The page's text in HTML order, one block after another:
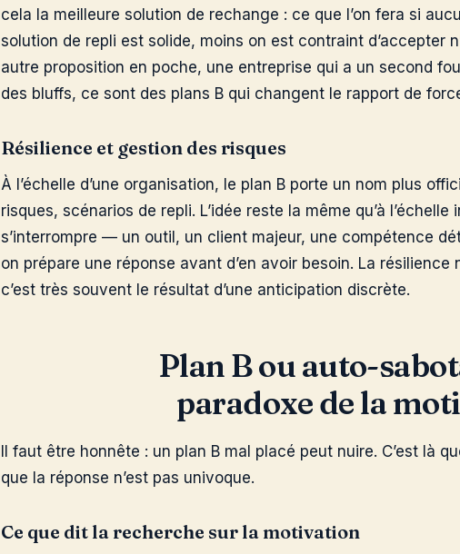
cela la meilleure solution de rechange : ce que l’on fera si
solution de repli est solide, moins on est contraint d’accepter
autre proposition en poche, une entreprise qui a un second
des bluffs, ce sont des plans B qui changent le rapport de
Résilience et gestion des risques
À l’échelle d’une organisation, le plan B porte un nom plus
risques, scénarios de repli. L’idée reste la même qu’à
s’interrompre — un outil, un client majeur, une compétence
on prépare une réponse avant d’en avoir besoin. La résilience
c’est très souvent le résultat d’une anticipation discrète.
Plan B ou auto-
paradoxe de la
Il faut être honnête : un plan B mal placé peut nuire. C’est là
que la réponse n’est pas univoque.
Ce que dit la recherche sur la motivation